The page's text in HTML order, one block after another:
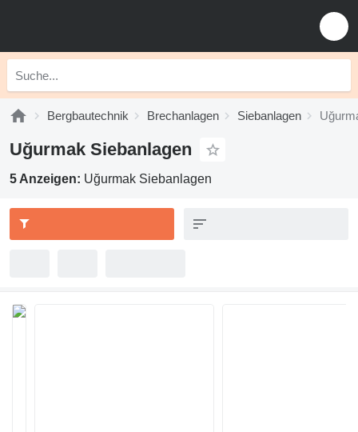
Bergbautechnik Brechanlagen Siebanlagen‎
Uğurmak Siebanlagen‎
5 Anzeigen: Uğurmak Siebanlagen‎